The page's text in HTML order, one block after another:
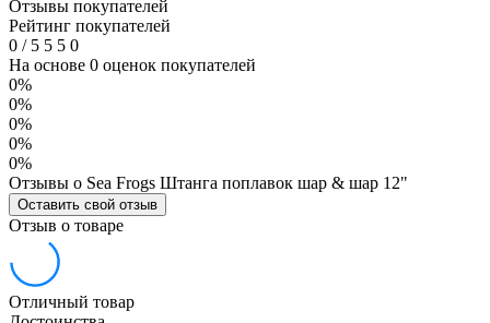
Отзывы покупателей
Рейтинг покупателей
0 /5 5 5 0
На основе 0 оценок покупателей
0%
0%
0%
0%
0%
Отзывы о Sea Frogs Штанга поплавок шар & шар 12"
Оставить свой отзыв
Отзыв о товаре
Отличный товар